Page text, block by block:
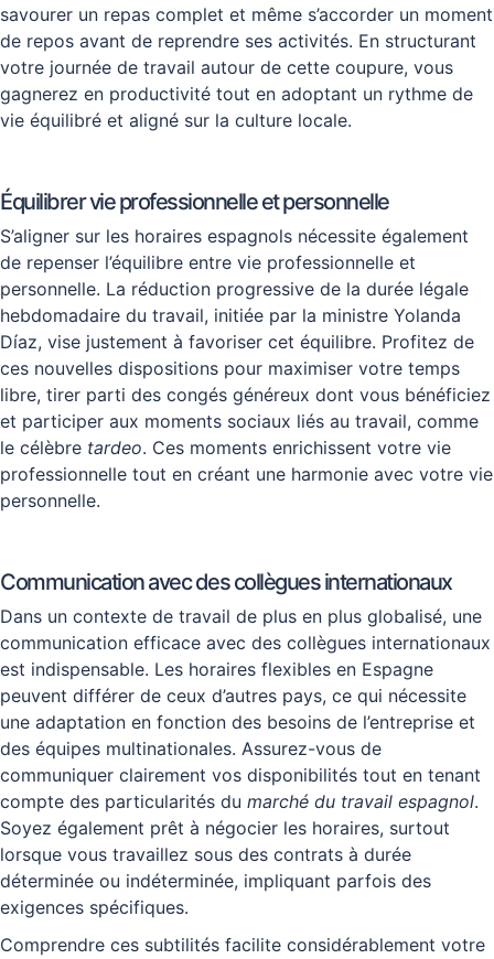
savourer un repas complet et même s’accorder un moment
de repos avant de reprendre ses activités. En structurant
votre journée de travail autour de cette coupure, vous
gagnerez en productivité tout en adoptant un rythme de
vie équilibré et aligné sur la culture locale.
Équilibrer vie professionnelle et personnelle
S’aligner sur les horaires espagnols nécessite également
de repenser l’équilibre entre vie professionnelle et
personnelle. La réduction progressive de la durée légale
hebdomadaire du travail, initiée par la ministre Yolanda
Díaz, vise justement à favoriser cet équilibre. Profitez de
ces nouvelles dispositions pour maximiser votre temps
libre, tirer parti des congés généreux dont vous bénéficiez
et participer aux moments sociaux liés au travail, comme
le célèbre tardeo. Ces moments enrichissent votre vie
professionnelle tout en créant une harmonie avec votre vie
personnelle.
Communication avec des collègues internationaux
Dans un contexte de travail de plus en plus globalisé, une
communication efficace avec des collègues internationaux
est indispensable. Les horaires flexibles en Espagne
peuvent différer de ceux d’autres pays, ce qui nécessite
une adaptation en fonction des besoins de l’entreprise et
des équipes multinationales. Assurez-vous de
communiquer clairement vos disponibilités tout en tenant
compte des particularités du marché du travail espagnol.
Soyez également prêt à négocier les horaires, surtout
lorsque vous travaillez sous des contrats à durée
déterminée ou indéterminée, impliquant parfois des
exigences spécifiques.
Comprendre ces subtilités facilite considérablement votre